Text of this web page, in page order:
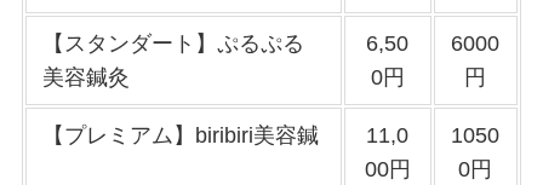
【スタンダート】ぷるぷる
美容鍼灸
6,50
0円
6000
円
【プレミアム】biribiri美容鍼
11,0
00円
1050
0円